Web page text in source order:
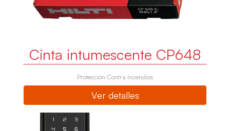
Cinta intumescente CP648
Protección Contra Incendios
Ver detalles